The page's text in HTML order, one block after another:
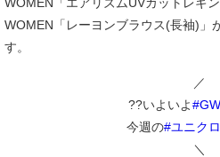
WOMEN「レーヨンブラウス(長袖)」
す。
／
??いよいよ#GW
今週の#ユニク
＼